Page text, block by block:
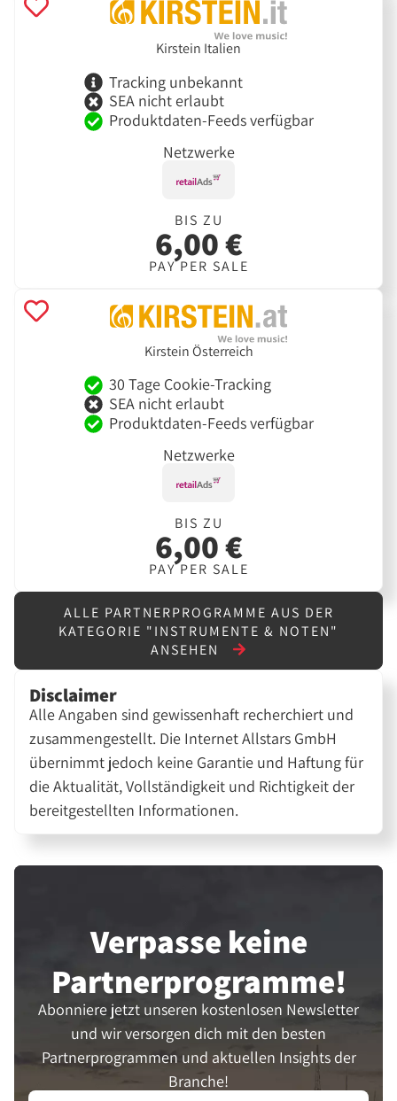
Kirstein Italien
Tracking unbekannt
SEA nicht erlaubt
Produktdaten-Feeds verfügbar
Netzwerke
BIS ZU
6,00 €
PAY PER SALE
Kirstein Österreich
30 Tage Cookie-Tracking
SEA nicht erlaubt
Produktdaten-Feeds verfügbar
Netzwerke
BIS ZU
6,00 €
PAY PER SALE
ALLE PARTNERPROGRAMME AUS DER
KATEGORIE "INSTRUMENTE & NOTEN"
ANSEHEN
Disclaimer
Alle Angaben sind gewissenhaft recherchiert und
zusammengestellt. Die Internet Allstars GmbH
übernimmt jedoch keine Garantie und Haftung für
die Aktualität, Vollständigkeit und Richtigkeit der
bereitgestellten Informationen.
Verpasse keine
Partner­programme!
Abonniere jetzt unseren kostenlosen Newsletter
und wir versorgen dich mit den besten
Partnerprogrammen und aktuellen Insights der
Branche!